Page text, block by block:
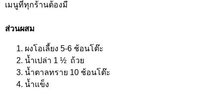
เมนูที่ทุกร้านต้องมี
ส่วนผสม
ผงโอเลี้ยง 5-6 ช้อนโต๊ะ
น้ำเปล่า 1 ½ ถ้วย
น้ำตาลทราย 10 ช้อนโต๊ะ
น้ำแข็ง